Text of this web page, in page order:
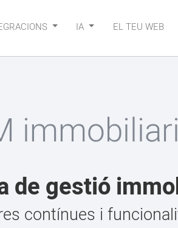
IA EL TEU WEB
de gestió
contínues i